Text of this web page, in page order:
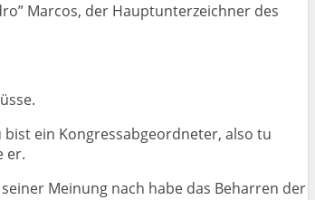
Marcos, der Hauptunterzeichner des
ein Kongressabgeordneter, also tu
er.
Meinung nach habe das Beharren der